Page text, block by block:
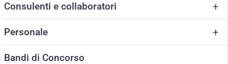
+
Consulenti e collaboratori
+
Personale
Bandi di Concorso